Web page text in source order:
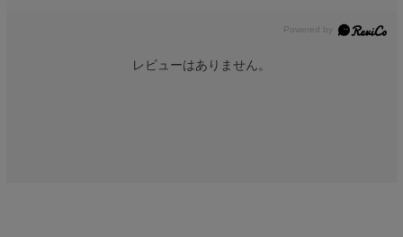
レビューはありません。